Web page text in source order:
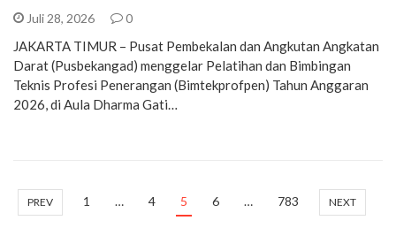
Juli 28, 2026 0
JAKARTA TIMUR – Pusat Pembekalan dan Angkutan Angkatan
Darat (Pusbekangad) menggelar Pelatihan dan Bimbingan
Teknis Profesi Penerangan (Bimtekprofpen) Tahun Anggaran
2026, di Aula Dharma Gati…
PREV 1 … 4 5 6 … 783 NEXT